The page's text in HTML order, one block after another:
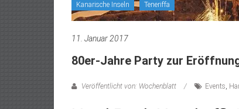
Kanarische Inseln Teneriffa
11. Januar 2017
80er-Jahre Party zur
Veröffentlicht von: Wochenblatt Events,